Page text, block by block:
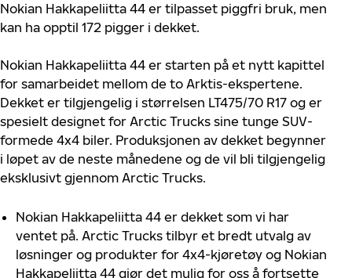
Nokian Hakkapeliitta 44 er tilpasset piggfri bruk, men
kan ha opptil 172 pigger i dekket.
Nokian Hakkapeliitta 44 er starten på et nytt kapittel
for samarbeidet mellom de to Arktis-ekspertene.
Dekket er tilgjengelig i størrelsen LT475/70 R17 og er
spesielt designet for Arctic Trucks sine tunge SUV-
formede 4x4 biler. Produksjonen av dekket begynner
i løpet av de neste månedene og de vil bli tilgjengelig
eksklusivt gjennom Arctic Trucks.
Nokian Hakkapeliitta 44 er dekket som vi har
ventet på. Arctic Trucks tilbyr et bredt utvalg av
løsninger og produkter for 4x4-kjøretøy og Nokian
Hakkapeliitta 44 gjør det mulig for oss å fortsette